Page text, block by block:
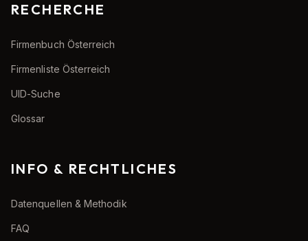
RECHERCHE
Firmenbuch Österreich
Firmenliste Österreich
UID-Suche
Glossar
INFO & RECHTLICHES
Datenquellen & Methodik
FAQ